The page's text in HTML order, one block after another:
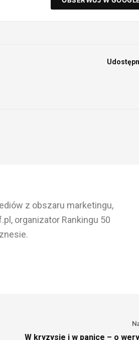
z obszaru marketingu,
organizator Rankingu 50
W kryzysie i w panice – o